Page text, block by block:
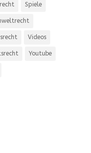
Spiele
Videos
Youtube